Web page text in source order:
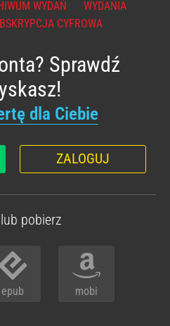
WYDAŃ
WYDANIA
CYFROWA
Sprawdź
dla Ciebie
ZALOGUJ
pobierz
epub mobi